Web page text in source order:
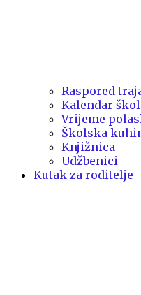
Raspored
Kalendar
Vrijeme
Školska
Knjižnica
Udžbenici
Kutak za roditelje